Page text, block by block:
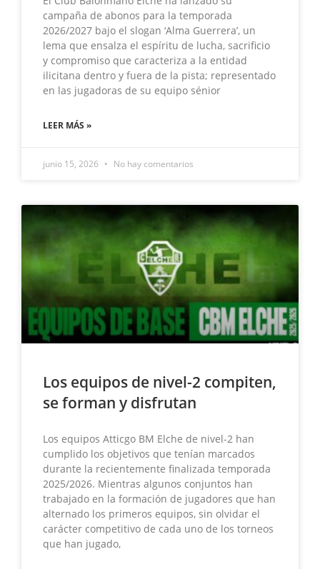
campaña de abonos para la temporada
2026/2027 bajo el slogan ‘Alma Guerrera’, un
lema que ensalza el espíritu de lucha, sacrificio
y compromiso que caracteriza a la entidad
ilicitana dentro y fuera de la pista; representado
en las jugadoras de su equipo sénior
LEER MÁS »
junio 15, 2026 No hay comentarios
Los equipos de nivel-2 compiten,
se forman y disfrutan
Los equipos Atticgo BM Elche de nivel-2 han
cumplido los objetivos que tenían marcados
durante la recientemente finalizada temporada
2025/2026. Mientras algunos conjuntos han
trabajado en la formación de jugadores que han
alternado los primeros equipos, sin olvidar el
carácter competitivo de cada uno de los torneos
que han jugado,